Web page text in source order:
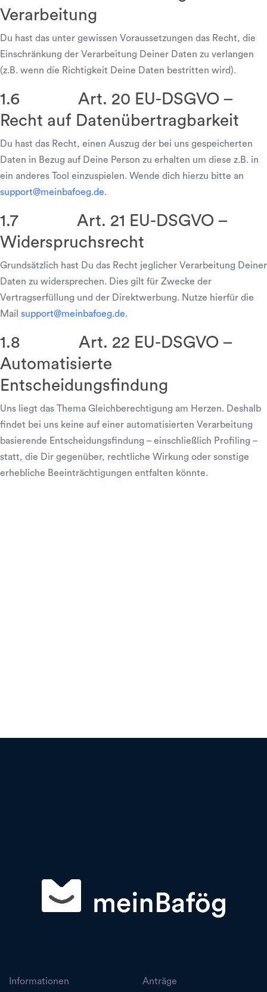
Verarbeitung
Du hast das unter gewissen Voraussetzungen das Recht, die
Einschränkung der Verarbeitung Deiner Daten zu verlangen
(z.B. wenn die Richtigkeit Deine Daten bestritten wird).
1.6 Art. 20 EU-DSGVO –
Recht auf Datenübertragbarkeit
Du hast das Recht, einen Auszug der bei uns gespeicherten
Daten in Bezug auf Deine Person zu erhalten um diese z.B. in
ein anderes Tool einzuspielen. Wende dich hierzu bitte an
support@meinbafoeg.de.
1.7 Art. 21 EU-DSGVO –
Widerspruchsrecht
Grundsätzlich hast Du das Recht jeglicher Verarbeitung Deiner
Daten zu widersprechen. Dies gilt für Zwecke der
Vertragserfüllung und der Direktwerbung. Nutze hierfür die
Mail support@meinbafoeg.de.
1.8 Art. 22 EU-DSGVO –
Automatisierte
Entscheidungsfindung
Uns liegt das Thema Gleichberechtigung am Herzen. Deshalb
findet bei uns keine auf einer automatisierten Verarbeitung
basierende Entscheidungsfindung – einschließlich Profiling –
statt, die Dir gegenüber, rechtliche Wirkung oder sonstige
erhebliche Beeinträchtigungen entfalten könnte.
Informationen Anträge